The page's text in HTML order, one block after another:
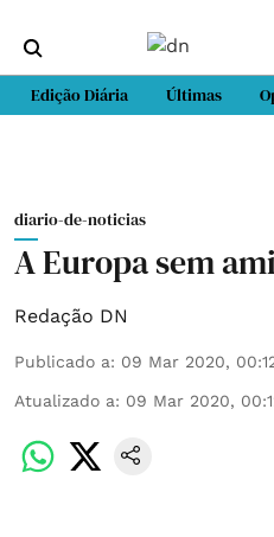
Edição Diária Últimas
diario-de-noticias
A Europa sem
Redação DN
Publicado a: 09 Mar 2020,
Atualizado a: 09 Mar 2020,